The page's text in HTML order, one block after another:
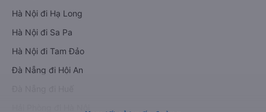
Hà Nội đi Hạ Long
Hà Nội đi Sa Pa
Hà Nội đi Tam Đảo
Đà Nẵng đi Hội An